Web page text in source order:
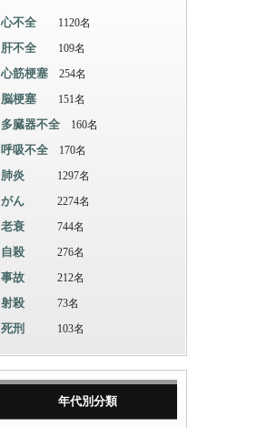
心不全 1120名
肝不全 109名
心筋梗塞 254名
脳梗塞 151名
多臓器不全 160名
呼吸不全 170名
肺炎 1297名
がん 2274名
老衰 744名
自殺 276名
事故 212名
射殺 73名
死刑 103名
年代別分類